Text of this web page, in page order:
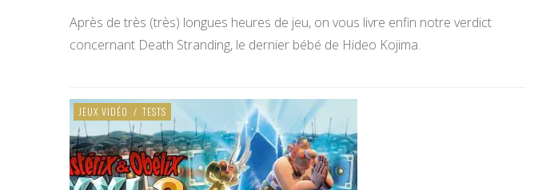
Après de très (très) longues heures de jeu, on vous livre enfin notre verdict
concernant Death Stranding, le dernier bébé de Hideo Kojima.
JEUX VIDÉO / TESTS